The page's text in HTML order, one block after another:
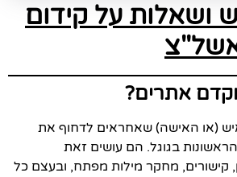
ושאלות על קידום
אתרים?
(או האישה) שאחראים לדחוף את
בגוגל. הם עושים זאת
קישורים, מחקר מילות מפתח, ובעצם כל